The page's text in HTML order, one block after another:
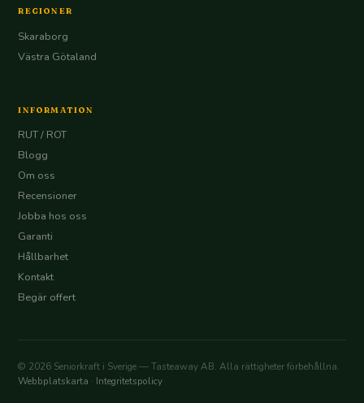
REGIONER
Skaraborg
Västra Götaland
INFORMATION
RUT / ROT
Blogg
Om oss
Recensioner
Jobba hos oss
Garanti
Hållbarhet
Kontakt
Begär offert
© 2026 Seniorkraft i Sverige — Tasteaway AB. Alla rättigheter förbehållna.
Webbplatskarta · Integritetspolicy